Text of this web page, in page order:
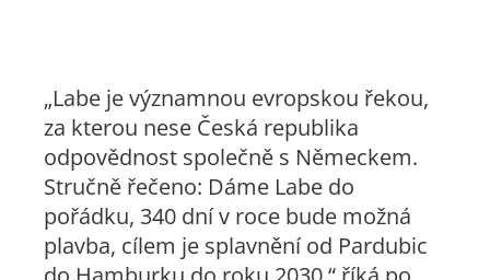
„Labe je významnou evropskou řekou,
za kterou nese Česká republika
odpovědnost společně s Německem.
Stručně řečeno: Dáme Labe do
pořádku, 340 dní v roce bude možná
plavba, cílem je splavnění od Pardubic